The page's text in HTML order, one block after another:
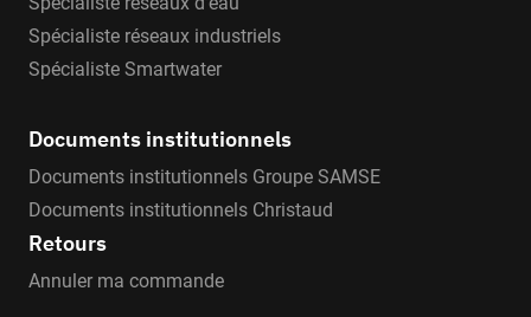
Spécialiste réseaux industriels
Spécialiste Smartwater
Documents institutionnels
Documents institutionnels Groupe SAMSE
Documents institutionnels Christaud
Retours
Annuler ma commande